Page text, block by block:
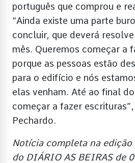
português que comprou e
“Ainda existe uma parte
concluir, que deverá
mês. Queremos começar a
porque as pessoas estão
para o edifício e nós
elas venham. Até ao final
começar a fazer
Pechardo.
Notícia completa na
do DIÁRIO AS BEIRAS de